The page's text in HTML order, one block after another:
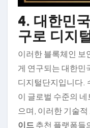
4. 대한민
구로 디지
이러한 블록체인 보
게 연구되는 대한민
디지털단지입니다.
이 글로벌 수준의
으며, 이러한 기술
이드추천 플랫폼들